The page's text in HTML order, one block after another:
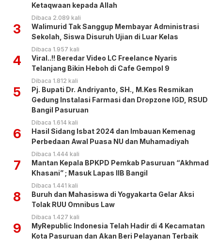
Ketaqwaan kepada Allah
Dibaca 2.089 kali
3
Walimurid Tak Sanggup Membayar Administrasi
Sekolah, Siswa Disuruh Ujian di Luar Kelas
Dibaca 1.957 kali
4
Viral..!! Beredar Video LC Freelance Nyaris
Telanjang Bikin Heboh di Cafe Gempol 9
Dibaca 1.812 kali
5
Pj. Bupati Dr. Andriyanto, SH., M.Kes Resmikan
Gedung Instalasi Farmasi dan Dropzone IGD, RSUD
Bangil Pasuruan
Dibaca 1.614 kali
6
Hasil Sidang Isbat 2024 dan Imbauan Kemenag
Perbedaan Awal Puasa NU dan Muhamadiyah
Dibaca 1.444 kali
7
Mantan Kepala BPKPD Pemkab Pasuruan “Akhmad
Khasani” ; Masuk Lapas IIB Bangil
Dibaca 1.441 kali
8
Buruh dan Mahasiswa di Yogyakarta Gelar Aksi
Tolak RUU Omnibus Law
Dibaca 1.427 kali
9
MyRepublic Indonesia Telah Hadir di 4 Kecamatan
Kota Pasuruan dan Akan Beri Pelayanan Terbaik